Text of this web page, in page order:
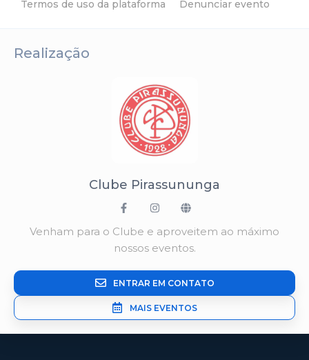
Termos de uso da plataforma Denunciar evento
Realização
Clube Pirassununga
Venham para o Clube e aproveitem ao máximo
nossos eventos.
ENTRAR EM CONTATO
MAIS EVENTOS